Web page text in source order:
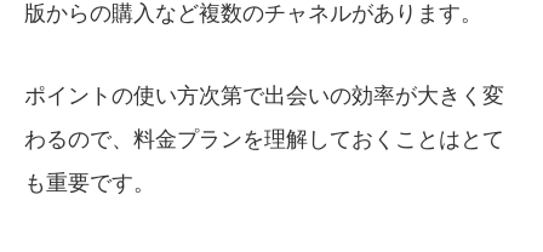
版からの購入など複数のチャネルがあります。
ポイントの使い方次第で出会いの効率が大きく変
わるので、料金プランを理解しておくことはとて
も重要です。